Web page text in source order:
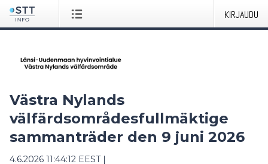
KIRJAUDU
Västra Nylands
välfärdsområdesfullmäktige
sammanträder den 9 juni 2026
4.6.2026 11:44:12 EEST|